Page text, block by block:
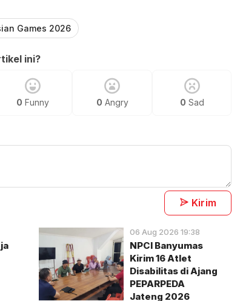
Games 2026
ini?
0 Funny 0 Angry 0 Sad
Kirim
06 Aug 2026 19:38
NPCI Banyumas
Kirim 16 Atlet
Disabilitas di Ajang
PEPARPEDA
Jateng 2026